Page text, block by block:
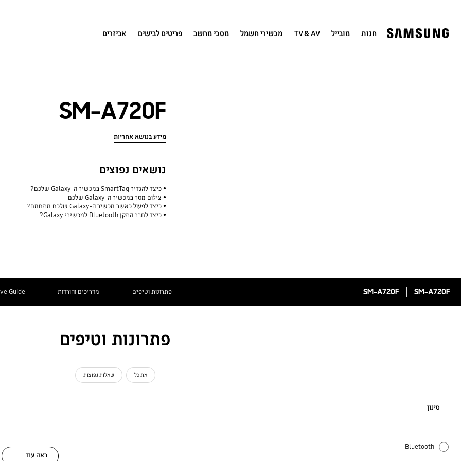
חנות מובייל TV & AV מכשירי חשמל מסכי מחשב פריטים לבישים אביזרים
SM-A720F
מידע בנושא אחריות
נושאים נפוצים
כיצד להגדיר SmartTag במכשיר ה-Galaxy שלכם?
צילום מסך במכשיר ה-Galaxy שלכם
כיצד לפעול כאשר מכשיר ה-Galaxy שלכם מתחמם?
כיצד לחבר התקן Bluetooth למכשירי Galaxy?
SM-A720F
SM-A720F פתרונות וטיפים מדריכים והורדות Guide
פתרונות וטיפים
את כל שאלות נפוצות
סינון
Bluetooth
ראה עוד